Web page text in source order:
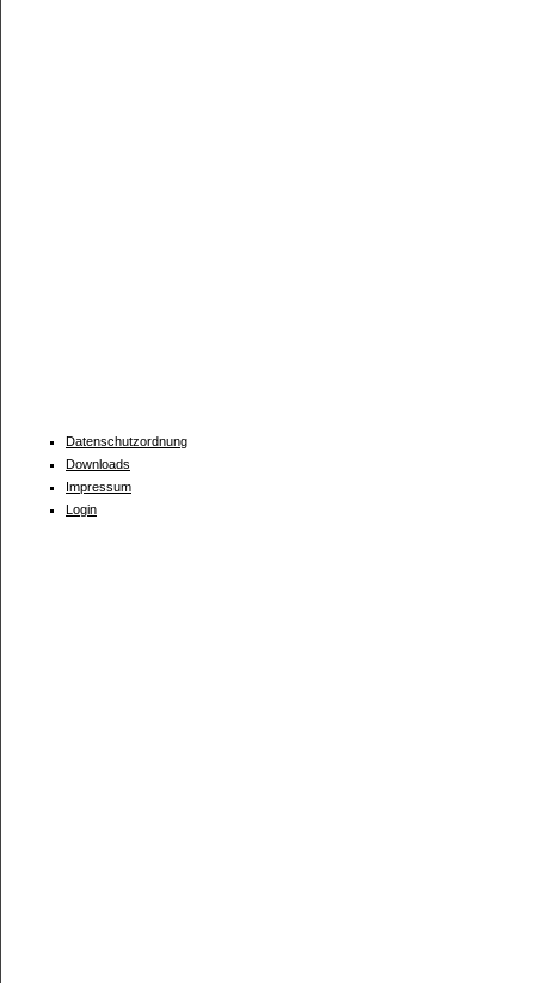
Datenschutzordnung
Downloads
Impressum
Login